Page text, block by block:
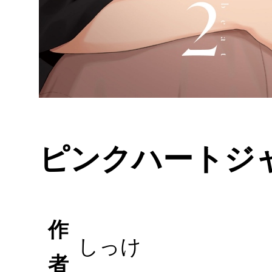
ピンクハートジ
作
者
しっけ